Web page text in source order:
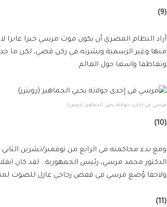
(9)
أراد النظام المصري أن يكون موت مرسي خبرا عابرا
منها وغير الرسمية ونشرته في ركن قصي، لكن ما
وتعاطفا واسعا حول العالم.
مرسي في إحدى جولاته يحيي الجماهير (رويترز)
(10)
الدكتور محمد مرسي، رئيس الجمهورية.. لقد كان
ولاحقا وُضع مرسي في قفص زجاجي عازل للصوت
(11)